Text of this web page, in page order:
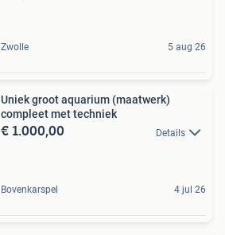
Zwolle 5 aug 26
Uniek groot aquarium (maatwerk)
compleet met techniek
€ 1.000,00 Details
Bovenkarspel 4 jul 26